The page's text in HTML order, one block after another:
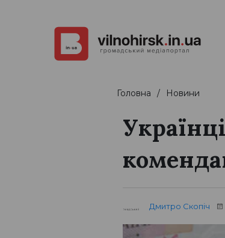
Головна Новини
Дмитро Скопіч